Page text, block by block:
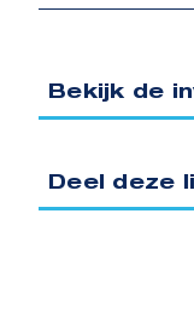
Bekijk de
Deel deze
naar